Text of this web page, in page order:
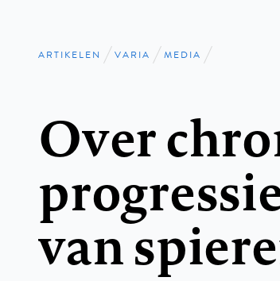
Kruimelpad
ARTIKELEN VARIA MEDIA
Over
van